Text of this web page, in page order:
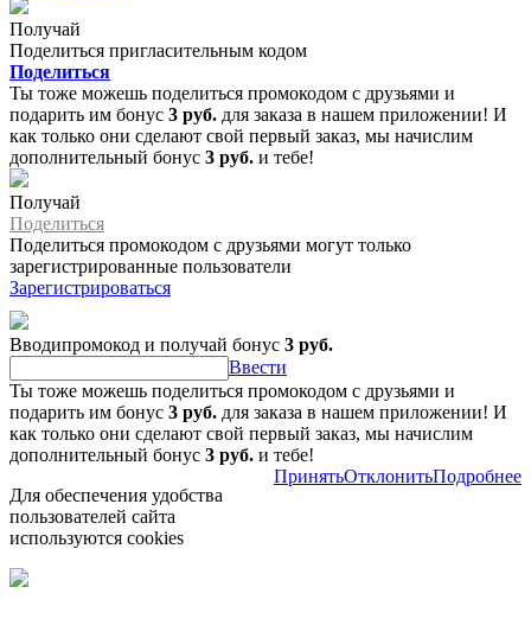
Получай
Поделиться пригласительным кодом
Поделиться
Ты тоже можешь поделиться промокодом с друзьями и
подарить им бонус 3 руб. для заказа в нашем приложении! И
как только они сделают свой первый заказ, мы начислим
дополнительный бонус 3 руб. и тебе!
Получай
Поделиться
Поделиться промокодом с друзьями могут только
зарегистрированные пользователи
Зарегистрироваться
Вводипромокод и получай бонус 3 руб.
Ввести
Ты тоже можешь поделиться промокодом с друзьями и
подарить им бонус 3 руб. для заказа в нашем приложении! И
как только они сделают свой первый заказ, мы начислим
дополнительный бонус 3 руб. и тебе!
Для обеспечения удобства
пользователей сайта
используются cookies
ПринятьОтклонитьПодробнее